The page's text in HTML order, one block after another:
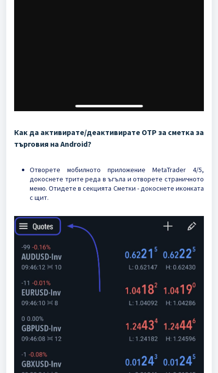
Как да активирате/деактивирате OTP за сметка за
търговия на Android?
Отворете мобилното приложение MetaTrader 4/5,
докоснете трите реда в ъгъла и отворете страничното
меню. Отидете в секцията Сметки - докоснете иконката
с щит.